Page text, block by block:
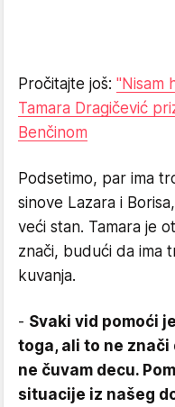
Pročitajte još: "Nisam
Tamara Dragičević
Benčinom
Podsetimo, par ima
sinove Lazara i
veći stan. Tamara je
znači, budući da ima
kuvanja.
- Svaki vid pomoći
toga, ali to ne znači
ne čuvam decu.
situacije iz našeg